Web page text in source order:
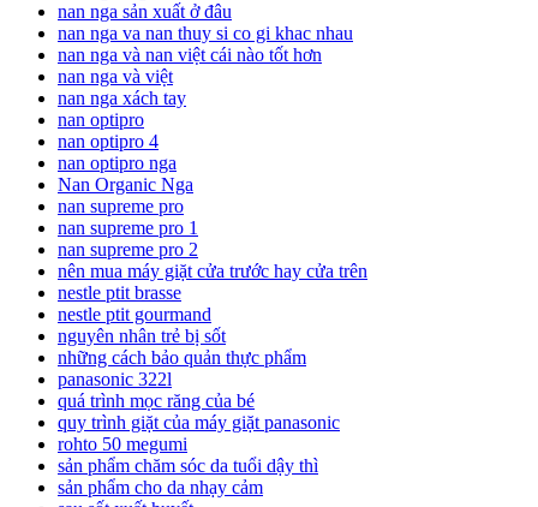
nan nga sản xuất ở đâu
nan nga va nan thuy si co gi khac nhau
nan nga và nan việt cái nào tốt hơn
nan nga và việt
nan nga xách tay
nan optipro
nan optipro 4
nan optipro nga
Nan Organic Nga
nan supreme pro
nan supreme pro 1
nan supreme pro 2
nên mua máy giặt cửa trước hay cửa trên
nestle ptit brasse
nestle ptit gourmand
nguyên nhân trẻ bị sốt
những cách bảo quản thực phẩm
panasonic 322l
quá trình mọc răng của bé
quy trình giặt của máy giặt panasonic
rohto 50 megumi
sản phẩm chăm sóc da tuổi dậy thì
sản phẩm cho da nhạy cảm